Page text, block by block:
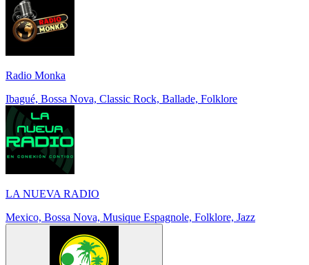
Radio Monka
Ibagué, Bossa Nova, Classic Rock, Ballade, Folklore
LA NUEVA RADIO
Mexico, Bossa Nova, Musique Espagnole, Folklore, Jazz